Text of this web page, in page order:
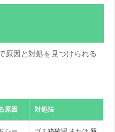
原因と対処を見つけられる
原因 対処法